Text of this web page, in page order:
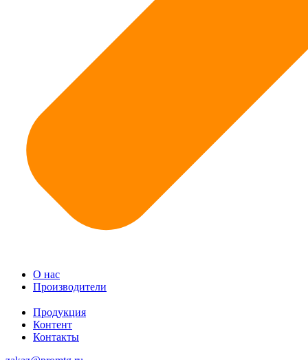
О нас
Производители
Продукция
Контент
Контакты